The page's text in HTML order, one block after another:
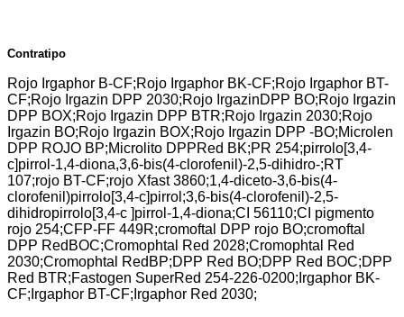
Contratipo
Rojo Irgaphor B-CF;Rojo Irgaphor BK-CF;Rojo Irgaphor BT-
CF;Rojo Irgazin DPP 2030;Rojo IrgazinDPP BO;Rojo Irgazin
DPP BOX;Rojo Irgazin DPP BTR;Rojo Irgazin 2030;Rojo
Irgazin BO;Rojo Irgazin BOX;Rojo Irgazin DPP -BO;Microlen
DPP ROJO BP;Microlito DPPRed BK;PR 254;pirrolo[3,4-
c]pirrol-1,4-diona,3,6-bis(4-clorofenil)-2,5-dihidro-;RT
107;rojo BT-CF;rojo Xfast 3860;1,4-diceto-3,6-bis(4-
clorofenil)pirrolo[3,4-c]pirrol;3,6-bis(4-clorofenil)-2,5-
dihidropirrolo[3,4-c ]pirrol-1,4-diona;CI 56110;CI pigmento
rojo 254;CFP-FF 449R;cromoftal DPP rojo BO;cromoftal
DPP RedBOC;Cromophtal Red 2028;Cromophtal Red
2030;Cromophtal RedBP;DPP Red BO;DPP Red BOC;DPP
Red BTR;Fastogen SuperRed 254-226-0200;Irgaphor BK-
CF;Irgaphor BT-CF;Irgaphor Red 2030;